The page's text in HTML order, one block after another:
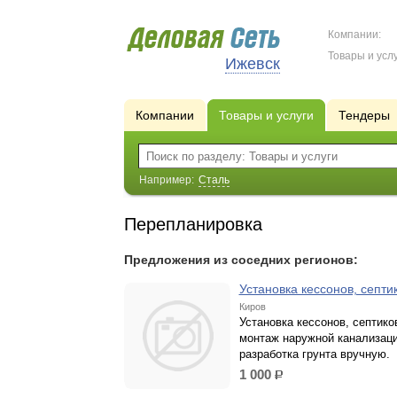
Ижевск
Компании:
Товары и
Компании Товары и услуги Тендеры
Например: Сталь
Перепланировка
Предложения из соседних регионов:
Установка кессонов,
Киров
Установка кессонов,
монтаж наружной
разработка грунта вручную.
1 000 р.